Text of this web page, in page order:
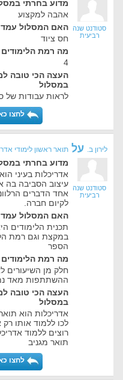
סטודנט שנה
רביעית
מדוע בחרתי
אהבה למקצוע
האם המסלול עמד
חס ציוד
מה רמת הלימודים
4
העצה הכי טובה
במסלול
לראות עבודות של
לחצו
לירון ב. על תואר ראשון לימודי
סטודנט שנה
רביעית
מדוע בחרתי
אדריכלות בעיני
עיצוב הסביבה בה
אחד הדברים
לקיום חברה.
האם המסלול עמד
תכנית הלימודים
במקצת וגם רמת
הספר
מה רמת הלימודים
חלק מן השיעורים
ההשתתפות מאד
העצה הכי טובה
במסלול
אדריכלות הוא
לכו ללמוד אותו
רוצים ללמוד
תואר מגניב
לחצו